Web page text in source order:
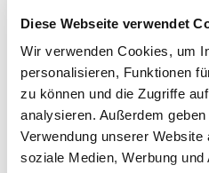
Diese Webseite verwendet
Wir verwenden Cookies, um
personalisieren, Funktionen
zu können und die Zugriffe
analysieren. Außerdem
Verwendung unserer
soziale Medien, Werbung